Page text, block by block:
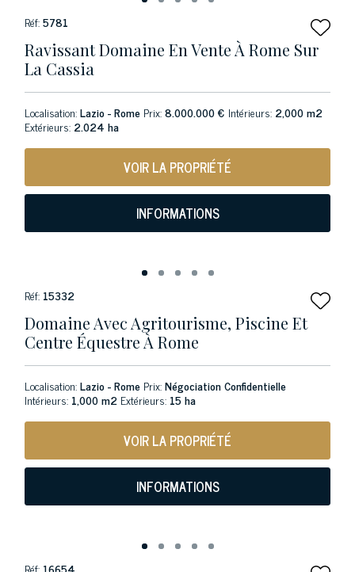
Réf:5781
Ravissant Domaine En Vente À Rome Sur
La Cassia
Localisation:Lazio - Rome Prix:8.000.000 € Intérieurs: 2,000 m2
Extérieurs: 2.024 ha
VOIR LA PROPRIÉTÉ
INFORMATIONS
Réf: 15332
Domaine Avec Agritourisme, Piscine Et
Centre Équestre À Rome
Localisation:Lazio - Rome Prix:Négociation Confidentielle
Intérieurs: 1,000 m2 Extérieurs: 15 ha
VOIR LA PROPRIÉTÉ
INFORMATIONS